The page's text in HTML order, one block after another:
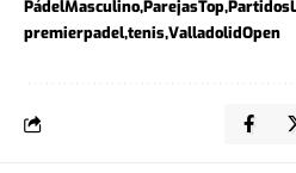
PádelMasculinoParejasTop
premierpadeltenisValladolidOpen